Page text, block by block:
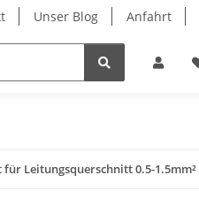
Unser Blog Anfahrt
Leitungsquerschnitt 0.5-1.5mm²